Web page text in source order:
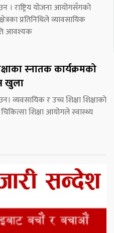
। राष्ट्रिय योजना आयोगसँगको
प्रतिनिधिले व्यावसायिक
आवश्यक
स्नातक कार्यक्रमको
खुला
व्यवसायिक र उच्च शिक्षा शिक्षाको
शिक्षा आयोगले स्वास्थ्य